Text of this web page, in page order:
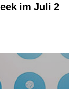
im Juli 2